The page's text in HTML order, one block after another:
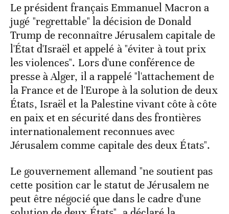
Le président français Emmanuel Macron a
jugé "regrettable" la décision de Donald
Trump de reconnaître Jérusalem capitale de
l'État d'Israël et appelé à "éviter à tout prix
les violences". Lors d'une conférence de
presse à Alger, il a rappelé "l'attachement de
la France et de l'Europe à la solution de deux
États, Israël et la Palestine vivant côte à côte
en paix et en sécurité dans des frontières
internationalement reconnues avec
Jérusalem comme capitale des deux États".
Le gouvernement allemand "ne soutient pas
cette position car le statut de Jérusalem ne
peut être négocié que dans le cadre d'une